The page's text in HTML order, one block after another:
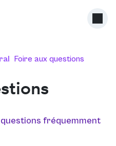
Foire aux questions
fréquemment